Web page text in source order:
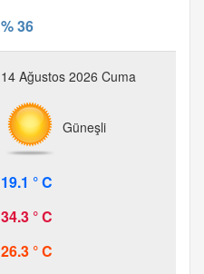
% 36
14 Ağustos 2026 Cuma
Güneşli
19.1 ° C
34.3 ° C
26.3 ° C